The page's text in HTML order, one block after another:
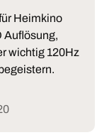
Heimkino
Auflösung,
wichtig 120Hz